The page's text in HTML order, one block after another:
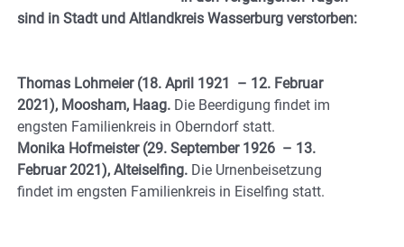
sind in Stadt und Altlandkreis Wasserburg verstorben:
Thomas Lohmeier (18. April 1921 – 12. Februar
2021), Moosham, Haag. Die Beerdigung findet im
engsten Familienkreis in Oberndorf statt.
Monika Hofmeister (29. September 1926 – 13.
Februar 2021), Alteiselfing. Die Urnenbeisetzung
findet im engsten Familienkreis in Eiselfing statt.